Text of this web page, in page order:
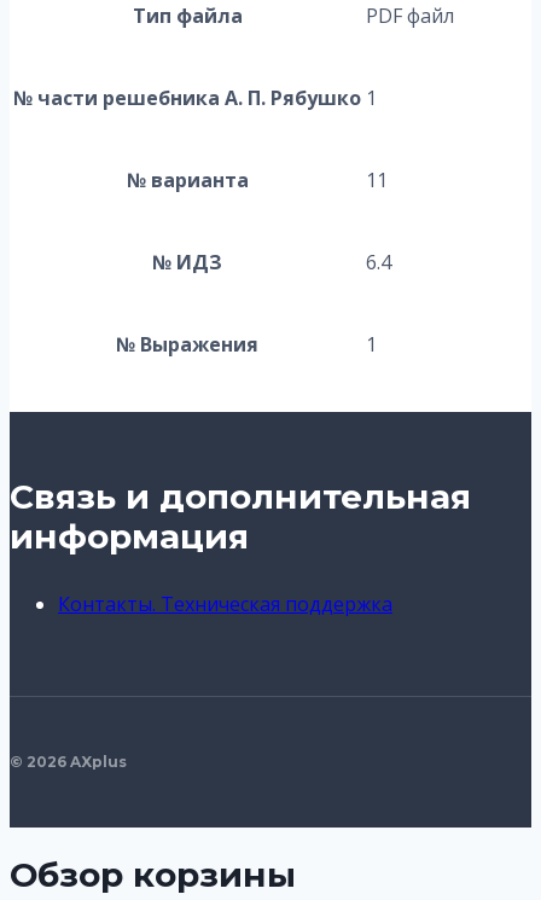
Тип файла PDF файл
№ части решебника А. П. Рябушко 1
№ варианта 11
№ ИДЗ 6.4
№ Выражения 1
Связь и дополнительная
информация
Контакты. Техническая поддержка
© 2026 AXplus
Обзор корзины